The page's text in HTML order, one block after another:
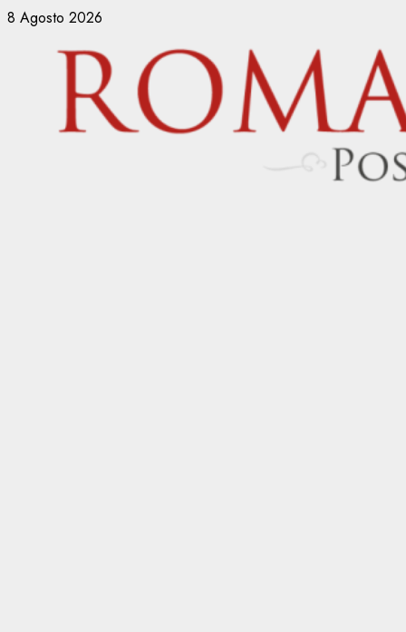
Vai
contenuto
8 Agosto 2026